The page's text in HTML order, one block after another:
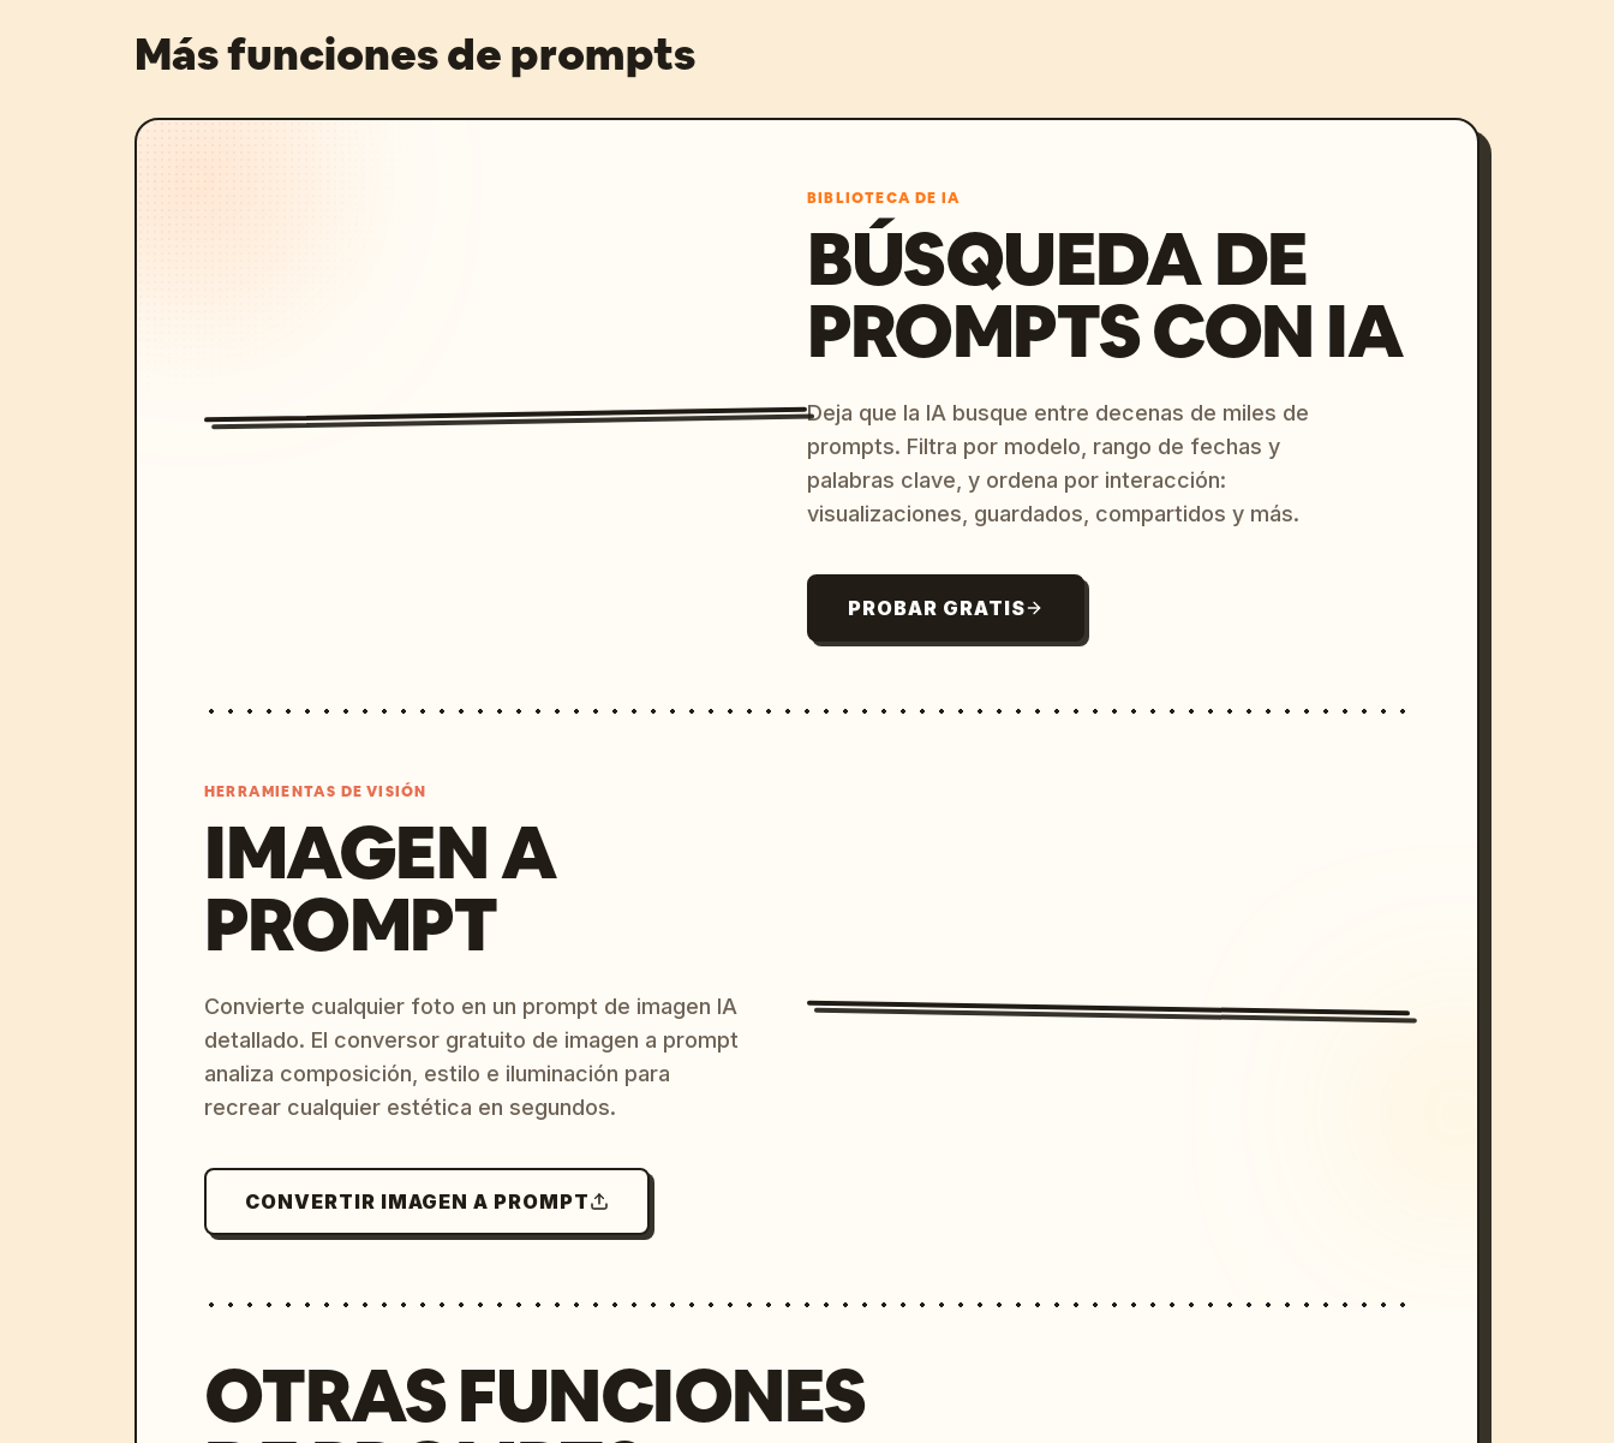
Más funciones de prompts
BIBLIOTECA DE IA
BÚSQUEDA DE
PROMPTS CON IA
Deja que la IA busque entre decenas de miles de
prompts. Filtra por modelo, rango de fechas y
palabras clave, y ordena por interacción:
visualizaciones, guardados, compartidos y más.
PROBAR GRATIS
HERRAMIENTAS DE VISIÓN
IMAGEN A
PROMPT
Convierte cualquier foto en un prompt de imagen IA
detallado. El conversor gratuito de imagen a prompt
analiza composición, estilo e iluminación para
recrear cualquier estética en segundos.
CONVERTIR IMAGEN A PROMPT
OTRAS FUNCIONES